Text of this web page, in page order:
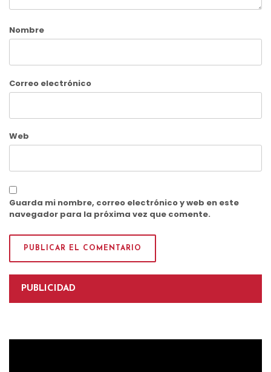
Nombre
Correo electrónico
Web
Guarda mi nombre, correo electrónico y web en este
navegador para la próxima vez que comente.
PUBLICIDAD